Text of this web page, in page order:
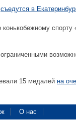
съедутся в
конькобежному
15 медалей на
О нас